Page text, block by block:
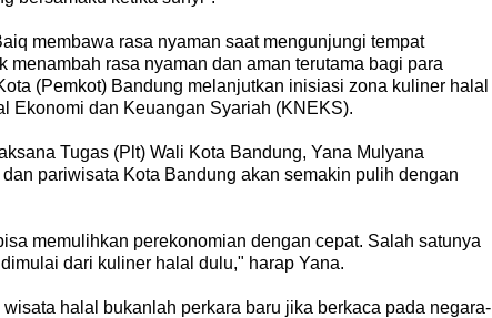
membawa rasa nyaman saat mengunjungi tempat
menambah rasa nyaman dan aman terutama bagi para
(Pemkot) Bandung melanjutkan inisiasi zona kuliner halal
Ekonomi dan Keuangan Syariah (KNEKS).
Tugas (Plt) Wali Kota Bandung, Yana Mulyana
pariwisata Kota Bandung akan semakin pulih dengan
memulihkan perekonomian dengan cepat. Salah satunya
dari kuliner halal dulu," harap Yana.
halal bukanlah perkara baru jika berkaca pada negara-